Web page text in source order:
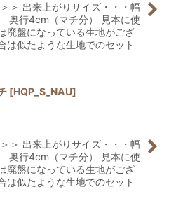
＞ 出来上がりサイズ・・・幅
行4cm（マチ分） 見本に使
廃盤になっている生地がござ
は似たような生地でのセット
[HQP_S_NAU]
＞ 出来上がりサイズ・・・幅
行4cm（マチ分） 見本に使
廃盤になっている生地がござ
は似たような生地でのセット